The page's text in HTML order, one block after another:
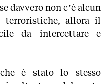
davvero non c’è alcun
terroristiche, allora il
da intercettare e
è stato lo stesso